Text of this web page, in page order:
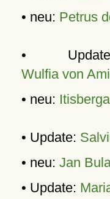
• neu: Petrus
•
Wulfia von
• neu:
• Update:
• neu: Jan
• Update: